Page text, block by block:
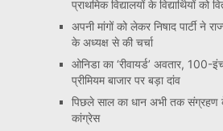
प्राथमिक विद्यालयों के विद्यार्थियों को
अपनी मांगों को लेकर निषाद पार्टी ने
के अध्यक्ष से की चर्चा
ओनिडा का ‘रीवायर्ड’ अवतार, 100-
प्रीमियम बाजार पर बड़ा दांव
पिछले साल का धान अभी तक संग्रहण
कांग्रेस